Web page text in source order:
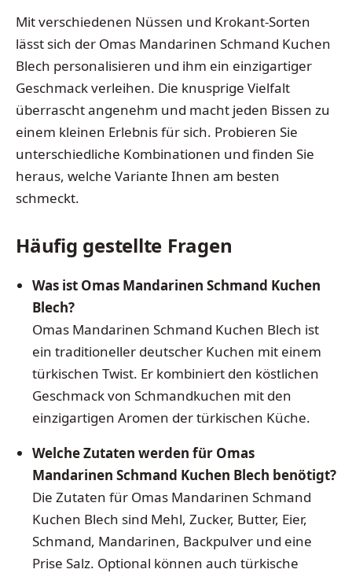
Mit verschiedenen Nüssen und Krokant-Sorten
lässt sich der Omas Mandarinen Schmand Kuchen
Blech personalisieren und ihm ein einzigartiger
Geschmack verleihen. Die knusprige Vielfalt
überrascht angenehm und macht jeden Bissen zu
einem kleinen Erlebnis für sich. Probieren Sie
unterschiedliche Kombinationen und finden Sie
heraus, welche Variante Ihnen am besten
schmeckt.
Häufig gestellte Fragen
Was ist Omas Mandarinen Schmand Kuchen
Blech?
Omas Mandarinen Schmand Kuchen Blech ist
ein traditioneller deutscher Kuchen mit einem
türkischen Twist. Er kombiniert den köstlichen
Geschmack von Schmandkuchen mit den
einzigartigen Aromen der türkischen Küche.
Welche Zutaten werden für Omas
Mandarinen Schmand Kuchen Blech benötigt?
Die Zutaten für Omas Mandarinen Schmand
Kuchen Blech sind Mehl, Zucker, Butter, Eier,
Schmand, Mandarinen, Backpulver und eine
Prise Salz. Optional können auch türkische